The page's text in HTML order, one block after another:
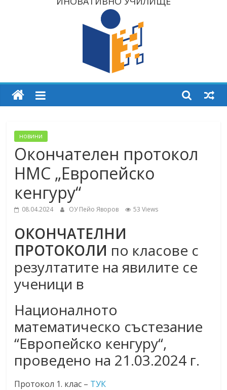
новини
Окончателен протокол
НМС „Европейско
кенгуру“
08.04.2024 ОУ Пейо Яворов 53 Views
ОКОНЧАТЕЛНИ
ПРОТОКОЛИ по класове с
резултатите на явилите се
ученици в
Националното
математическо състезание
“Европейско кенгуру“,
проведено на 21.03.2024 г.
Протокол 1. клас – ТУК